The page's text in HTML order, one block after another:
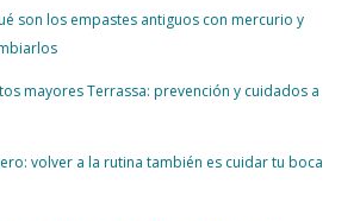
son los empastes antiguos con mercurio y
mayores Terrassa: prevención y cuidados a
volver a la rutina también es cuidar tu boca